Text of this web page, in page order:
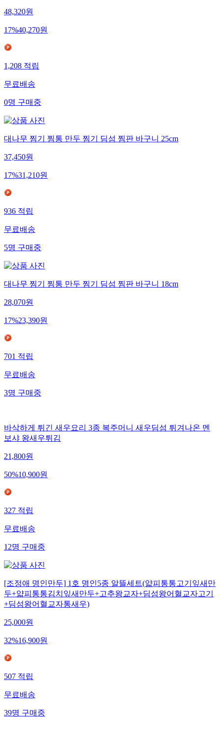
48,320원
17%40,270원
1,208 적립
무료배송
0명 구매중
대나무 찜기 찜통 만두 찜기 딤섬 찜판 바구니 25cm
37,450원
17%31,210원
936 적립
무료배송
5명 구매중
대나무 찜기 찜통 만두 찜기 딤섬 찜판 바구니 18cm
28,070원
17%23,390원
701 적립
무료배송
3명 구매중
바삭하게 튀긴 새우요리 3종 복주머니 새우딤섬 튀겨나온 멘
보샤 왕새우튀김
21,800원
50%10,900원
327 적립
무료배송
12명 구매중
[조정애 명인만두] 1호 명인5종 알뜰세트(얇피통통고기잎새만
두+얇피통통김치잎새만두+고추왕교자+딤섬왕어혈교자고기
+딤섬왕어혈교자통새우)
25,000원
32%16,900원
507 적립
무료배송
39명 구매중